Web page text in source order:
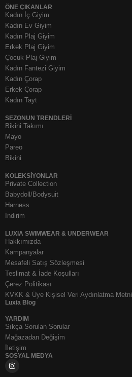
ÖNE ÇIKANLAR
Kadın İç Giyim
Kadın Ev Giyim
Kadın Plaj Giyim
Erkek Plaj Giyim
Çocuk Plaj Giyim
Kadın Fantezi Giyim
Kadın Çorap
Erkek Çorap
Kadın Tayt
SEZONUN TRENDLERI
Bikini Takımı
Mayo
Pareo
Bikini
KOLEKSIYONLAR
Private Collection
Babydoll/Bodysuit
Harness
İndirim
LUXIA SWIMWEAR & UNDERWEAR
Hakkımızda
Kampanyalar
Mesafeli Satış Sözleşmesi
Teslimat & İade Koşulları
Çerez Politikası
KVKK & Üye Kişisel Veri Aydınlatma Metni
Luxia Blog
YARDIM
Sıkça Sorulan Sorular
Mağazadan Değişim
İletişim
SOSYAL MEDYA